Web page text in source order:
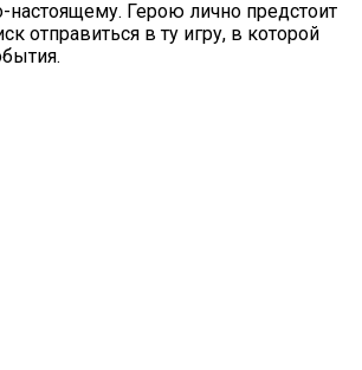
Герою лично предстоит
отправиться в ту игру, в которой